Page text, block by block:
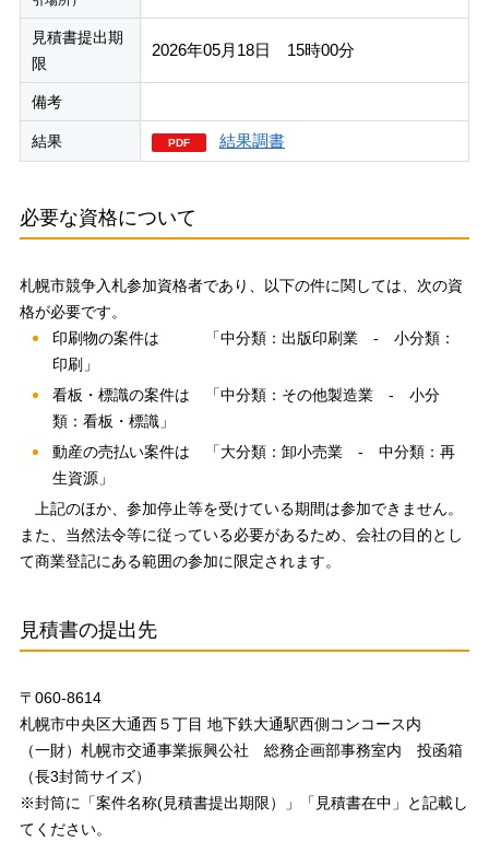
見積書提出期
限
2026年05月18日 15時00分
備考
結果 結果調書
必要な資格について
札幌市競争入札参加資格者であり、以下の件に関しては、次の資
格が必要です。
印刷物の案件は 「中分類：出版印刷業 - 小分類：
印刷」
看板・標識の案件は 「中分類：その他製造業 - 小分
類：看板・標識」
動産の売払い案件は 「大分類：卸小売業 - 中分類：再
生資源」
上記のほか、参加停止等を受けている期間は参加できません。
また、当然法令等に従っている必要があるため、会社の目的とし
て商業登記にある範囲の参加に限定されます。
見積書の提出先
〒060-8614
札幌市中央区大通西５丁目 地下鉄大通駅西側コンコース内
（一財）札幌市交通事業振興公社 総務企画部事務室内 投函箱
（長3封筒サイズ）
※封筒に「案件名称(見積書提出期限）」「見積書在中」と記載し
てください。